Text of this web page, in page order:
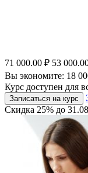
71 000.00 ₽ 53
Вы экономите: 18
Курс доступен для
Записаться на курс
Скидка 25% до 31.08